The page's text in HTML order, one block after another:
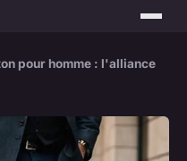
pour homme : l'alliance